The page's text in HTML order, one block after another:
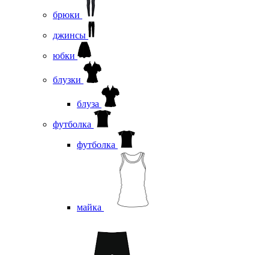
брюки
джинсы
юбки
блузки
блуза
футболка
футболка
майка